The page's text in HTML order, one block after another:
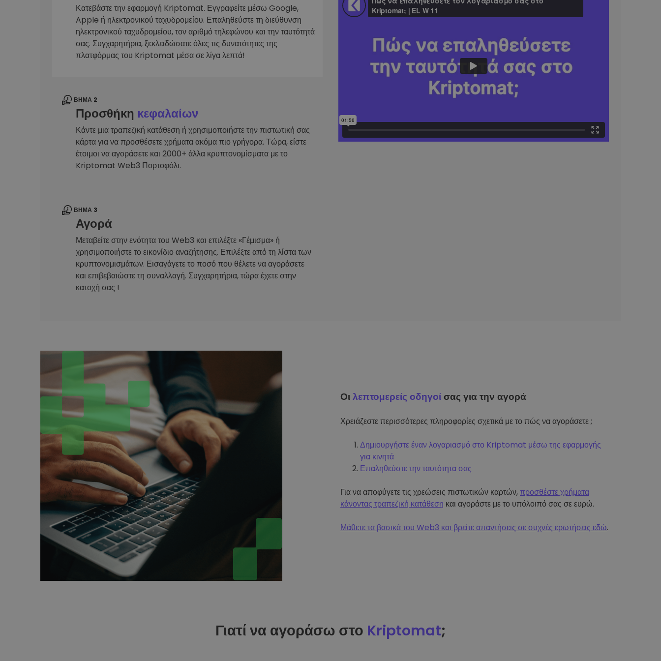
Εξερεύνηση επενδύσεων
Βρες τη δική σου crypto στρατηγική
Κατεβάστε την εφαρμογή Kriptomat. Εγγραφείτε μέσω Google,
Apple ή ηλεκτρονικού ταχυδρομείου. Επαληθεύστε τη διεύθυνση
ηλεκτρονικού ταχυδρομείου, τον αριθμό τηλεφώνου και την ταυτότητά
σας. Συγχαρητήρια, ξεκλειδώσατε όλες τις δυνατότητες της
πλατφόρμας του Kriptomat μέσα σε λίγα λεπτά!
ΒΉΜΑ 2
Προσθήκη κεφαλαίων
Κάντε μια τραπεζική κατάθεση ή χρησιμοποιήστε την πιστωτική σας
κάρτα για να προσθέσετε χρήματα ακόμα πιο γρήγορα. Τώρα, είστε
έτοιμοι να αγοράσετε και 2000+ άλλα κρυπτονομίσματα με το
Kriptomat Web3 Πορτοφόλι.
ΒΉΜΑ 3
Αγορά
Μεταβείτε στην ενότητα του Web3 και επιλέξτε «Γέμισμα» ή
χρησιμοποιήστε το εικονίδιο αναζήτησης. Επιλέξτε από τη λίστα των
κρυπτονομισμάτων. Εισαγάγετε το ποσό που θέλετε να αγοράσετε
και επιβεβαιώστε τη συναλλαγή. Συγχαρητήρια, τώρα έχετε στην
κατοχή σας !
Οιλεπτομερείς οδηγοί σας για την αγορά
Χρειάζεστε περισσότερες πληροφορίες σχετικά με το πώς να αγοράσετε ;
Δημιουργήστε έναν λογαριασμό στο Kriptomat μέσω της εφαρμογής
για κινητά
Επαληθεύστε την ταυτότητα σας
Για να αποφύγετε τις χρεώσεις πιστωτικών καρτών,προσθέστε χρήματα
κάνοντας τραπεζική κατάθεση και αγοράστε με το υπόλοιπό σας σε ευρώ.
Μάθετε τα βασικά του Web3 και βρείτε απαντήσεις σε συχνές ερωτήσεις εδώ.
Γιατί να αγοράσω στο Kriptomat;